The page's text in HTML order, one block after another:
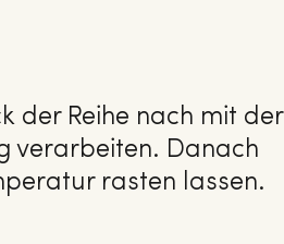
der Reihe nach mit der
verarbeiten. Danach
rasten lassen.